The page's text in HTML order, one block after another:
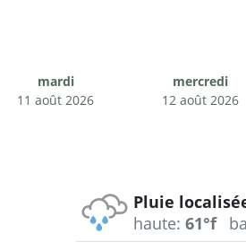
mardi
11 août 2026
mercredi
12 août 2026
Pluie
haute: 61°f